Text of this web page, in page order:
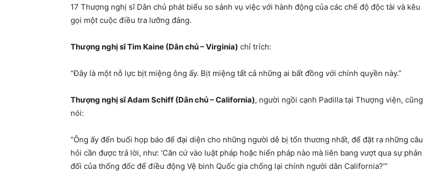
17 Thượng nghị sĩ Dân chủ phát biểu so sánh vụ việc với hành động của các chế độ độc tài và kêu
gọi một cuộc điều tra lưỡng đảng.
Thượng nghị sĩ Tim Kaine (Dân chủ – Virginia) chỉ trích:
“Đây là một nỗ lực bịt miệng ông ấy. Bịt miệng tất cả những ai bất đồng với chính quyền này.”
Thượng nghị sĩ Adam Schiff (Dân chủ – California), người ngồi cạnh Padilla tại Thượng viện, cũng
nói:
“Ông ấy đến buổi họp báo để đại diện cho những người dễ bị tổn thương nhất, để đặt ra những câu
hỏi cần được trả lời, như: ‘Căn cứ vào luật pháp hoặc hiến pháp nào mà liên bang vượt qua sự phản
đối của thống đốc để điều động Vệ binh Quốc gia chống lại chính người dân California?’”